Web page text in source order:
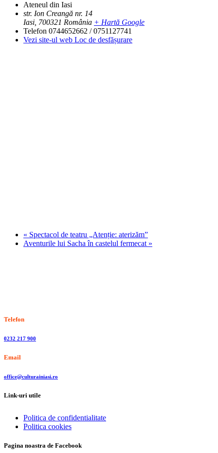
Ateneul din Iasi
str. Ion Creangă nr. 14
Iasi 700321 România + Hartă Google
Telefon 0744652662 / 0751127741
Vezi site-ul web Loc de desfășurare
« Spectacol de teatru „Atenție: aterizăm”
Aventurile lui Sacha în castelul fermecat »
Telefon
0232 217 900
Email
office@culturainiasi.ro
Link-uri utile
Politica de confidentialitate
Politica cookies
Pagina noastra de Facebook